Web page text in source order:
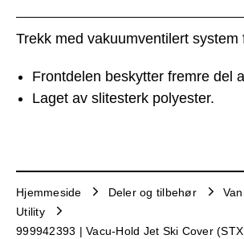
Trekk med vakuumventilert system
Frontdelen beskytter fremre del
Laget av slitesterk polyester.
Hjemmeside Deler og tilbehør
Utility
999942393 | Vacu-Hold Jet Ski Cover